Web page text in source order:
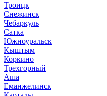
Троицк
Снежинск
Чебаркуль
Сатка
Южноуральск
Кыштым
Коркино
Трехгорный
Аша
Еманжелинск